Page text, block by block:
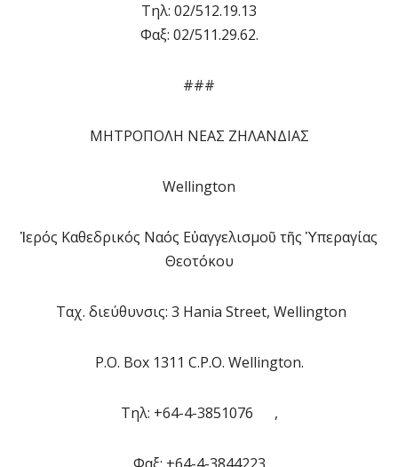
Τηλ: 02/512.19.13
Φαξ: 02/511.29.62.
###
ΜΗΤΡΟΠΟΛΗ ΝΕΑΣ ΖΗΛΑΝΔΙΑΣ
Wellington
Ἱερός Καθεδρικός Ναός Εὐαγγελισμοῦ τῆς Ὑπεραγίας
Θεοτόκου
Ταχ. διεύθυνσις: 3 Hania Street, Wellington
P.O. Box 1311 C.P.O. Wellington.
Τηλ: +64-4-3851076 ,